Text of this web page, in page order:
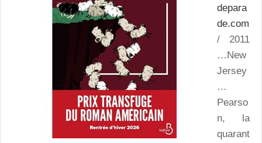
depara
de.com
/ 2011
…New
Jersey
…
Pearso
n, la
quarant